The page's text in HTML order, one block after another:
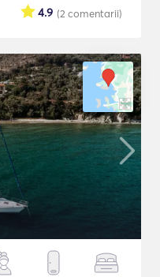
(2 comentarii)
4.9